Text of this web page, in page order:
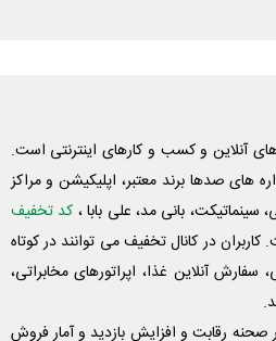
آنلاین و کسب و‌ کارهای اینترنتی است.
های صدها برند معتبر، اپلیکیشن و مراکز
بانی مد، علی‌ بابا ، کد تخفیف
در کانال تخفیف می توانند در کوتاه
آنلاین غذا، اپراتورهای مخابراتی،
صحنه رقابت و افزایش بازدید و آمار فروش